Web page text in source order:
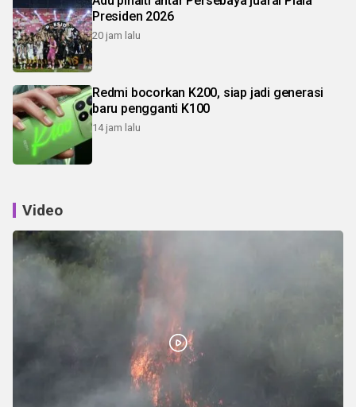
Presiden 2026
20 jam lalu
Redmi bocorkan K200, siap jadi generasi
baru pengganti K100
14 jam lalu
Video